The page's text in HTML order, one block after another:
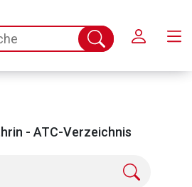
Suche
abschicken
- ATC-Verzeichnis